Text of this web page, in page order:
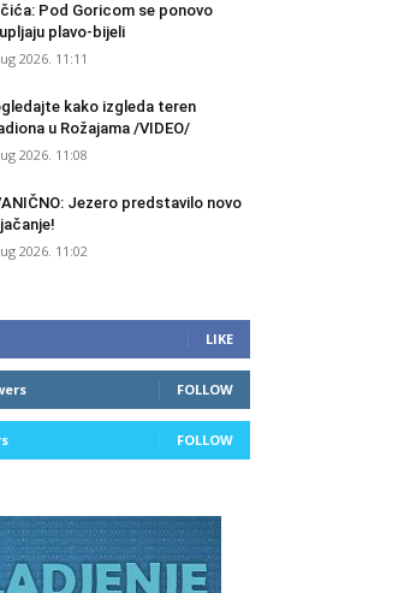
Pod Goricom se ponovo
plavo-bijeli
2026. 11:11
kako izgleda teren
u Rožajama /VIDEO/
2026. 11:08
Jezero predstavilo novo
2026. 11:02
LIKE
FOLLOW
FOLLOW